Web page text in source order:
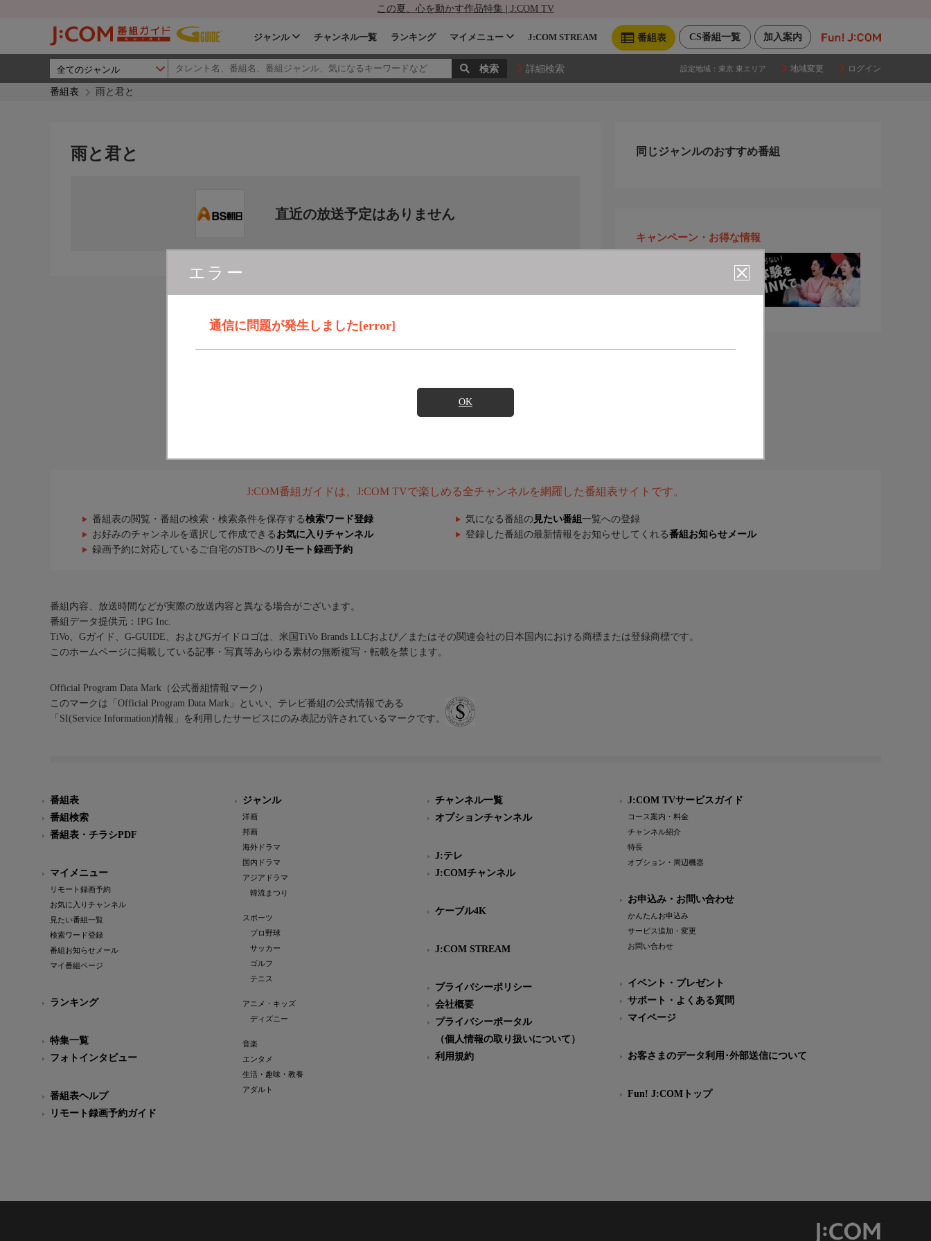
この夏、心を動かす作品特集 | J:COM TV
加入案内
CS番組一覧
番組表
ジャンル チャンネル一覧 ランキング マイメニュー J:COM STREAM
詳細検索 設定地域： 東京 東エリア 地域変更 ログイン
番組表 雨と君と
エラー
通信に問題が発生しました[error]
OK
雨と君と
直近の放送予定はありません
同じジャンルのおすすめ番組
キャンペーン・お得な情報
J:COM番組ガイドは、J:COM TVで楽しめる全チャンネルを網羅した番組表サイトです。
番組表の閲覧・番組の検索・検索条件を保存する検索ワード登録 気になる番組の 見たい番組 一覧への登録
お好みのチャンネルを選択して作成できる お気に入りチャンネル 登録した番組の最新情報をお知らせしてくれる番組お知らせメール
録画予約に対応しているご自宅のSTBへの リモート録画予約
番組内容、放送時間などが実際の放送内容と異なる場合がございます。
番組データ提供元：IPG Inc.
TiVo、Gガイド、G-GUIDE、およびGガイドロゴは、米国TiVo Brands LLCおよび／またはその関連会社の日本国内における商標または登録商標です。
このホームページに掲載している記事・写真等あらゆる素材の無断複写・転載を禁じます。
Official Program Data Mark（公式番組情報マーク）
このマークは「Official Program Data Mark」といい、テレビ番組の公式情報である
「SI(Service Information)情報」を利用したサービスにのみ表記が許されているマークです。
番組表
番組検索
番組表・チラシPDF
マイメニュー
リモート録画予約
お気に入りチャンネル
見たい番組一覧
検索ワード登録
番組お知らせメール
マイ番組ページ
ランキング
特集一覧
フォトインタビュー
番組表ヘルプ
リモート録画予約ガイド
ジャンル
洋画
邦画
海外ドラマ
国内ドラマ
アジアドラマ
韓流まつり
スポーツ
プロ野球
サッカー
ゴルフ
テニス
アニメ・キッズ
ディズニー
音楽
エンタメ
生活・趣味・教養
アダルト
チャンネル一覧
オプションチャンネル
J:テレ
J:COMチャンネル
ケーブル4K
J:COM STREAM
プライバシーポリシー
会社概要
プライバシーポータル
（個人情報の取り扱いについて）
利用規約
J:COM TVサービスガイド
コース案内・料金
チャンネル紹介
特長
オプション・周辺機器
お申込み・お問い合わせ
かんたんお申込み
サービス追加・変更
お問い合わせ
イベント・プレゼント
サポート・よくある質問
マイページ
お客さまのデータ利用･外部送信について
Fun! J:COMトップ